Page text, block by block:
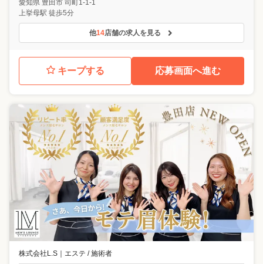
愛知県 豊田市 司町1-1-1
上挙母駅 徒歩5分
他14店舗の求人を見る
キープする 応募画面へ進む
株式会社L.S ｜ エステ / 施術者